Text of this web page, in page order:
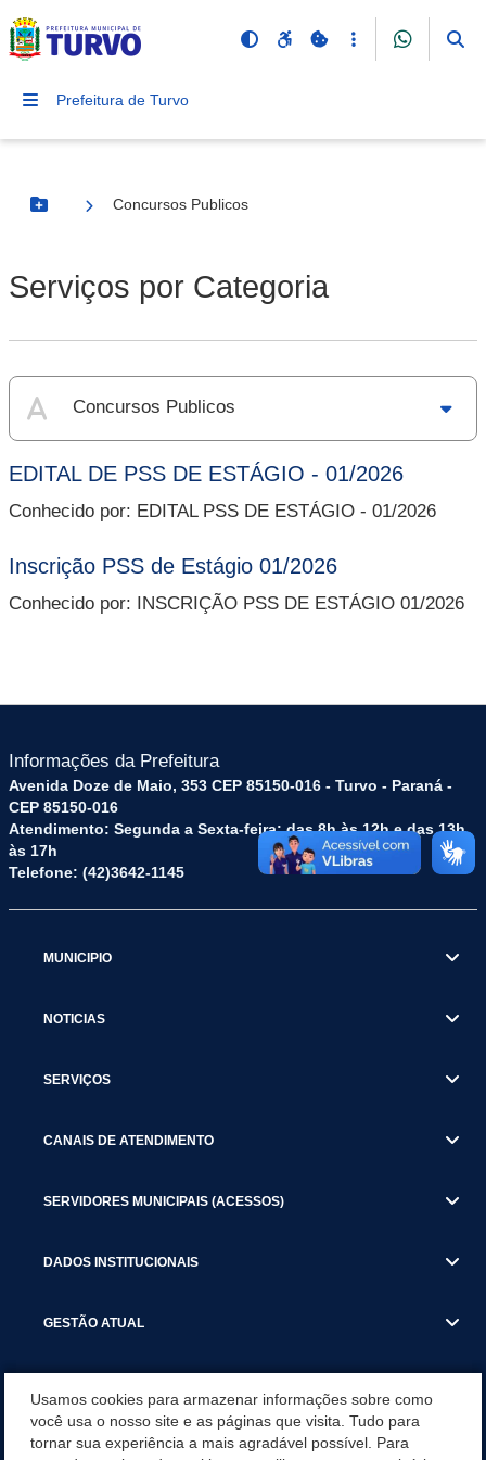
Prefeitura de Turvo
Botão Menu
Concursos Publicos
Serviços por Categoria
Concursos Publicos
EDITAL DE PSS DE ESTÁGIO - 01/2026
Conhecido por: EDITAL PSS DE ESTÁGIO - 01/2026
Inscrição PSS de Estágio 01/2026
Conhecido por: INSCRIÇÃO PSS DE ESTÁGIO 01/2026
Informações da Prefeitura
Avenida Doze de Maio, 353 CEP 85150-016 - Turvo - Paraná -
CEP 85150-016
Atendimento: Segunda a Sexta-feira: das 8h às 12h e das 13h
às 17h
Telefone: (42)3642-1145
MUNICIPIO
NOTICIAS
SERVIÇOS
CANAIS DE ATENDIMENTO
SERVIDORES MUNICIPAIS (ACESSOS)
DADOS INSTITUCIONAIS
GESTÃO ATUAL
PESQUISA DE SATISFAÇÃO DOS SERVIDORES - SISTEMAS E
SERVIÇOS DIGITAIS
Usamos cookies para armazenar informações sobre como
você usa o nosso site e as páginas que visita. Tudo para
tornar sua experiência a mais agradável possível. Para